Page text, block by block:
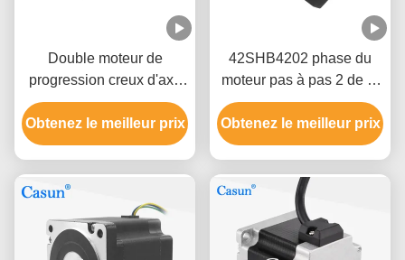
Double moteur de
progression creux d'axe
de la NEMA 11 pour la
machine médicale
28x28x38.5mm
Obtenez le meilleur prix
42SHB4202 phase du
moteur pas à pas 2 de la
NEMA 17 0,9 degrés de
fil 4 de 0.8A 0.13N.M pour
l'équipement intelligent
Obtenez le meilleur prix